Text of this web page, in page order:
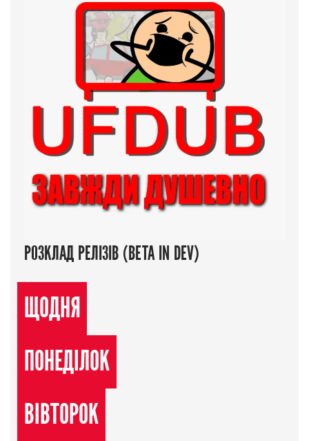
РОЗКЛАД РЕЛІЗІВ (BETA IN DEV)
ЩОДНЯ
ПОНЕДІЛОК
ВІВТОРОК